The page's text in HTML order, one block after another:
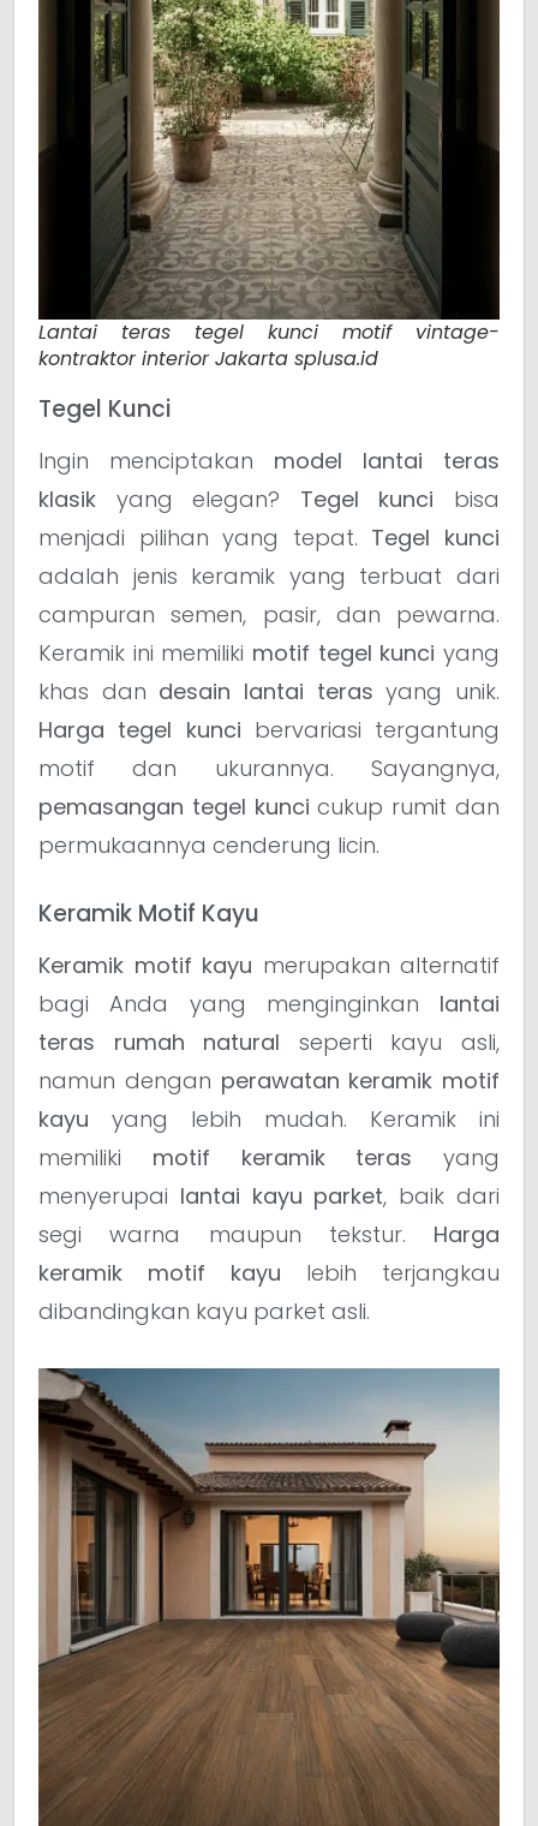
Lantai teras tegel kunci motif vintage-
kontraktor interior Jakarta splusa.id
Tegel Kunci
Ingin menciptakan model lantai teras
klasik yang elegan? Tegel kunci bisa
menjadi pilihan yang tepat. Tegel kunci
adalah jenis keramik yang terbuat dari
campuran semen, pasir, dan pewarna.
Keramik ini memiliki motif tegel kunci yang
khas dan desain lantai teras yang unik.
Harga tegel kunci bervariasi tergantung
motif dan ukurannya. Sayangnya,
pemasangan tegel kunci cukup rumit dan
permukaannya cenderung licin.
Keramik Motif Kayu
Keramik motif kayu merupakan alternatif
bagi Anda yang menginginkan lantai
teras rumah natural seperti kayu asli,
namun dengan perawatan keramik motif
kayu yang lebih mudah. Keramik ini
memiliki motif keramik teras yang
menyerupai lantai kayu parket, baik dari
segi warna maupun tekstur. Harga
keramik motif kayu lebih terjangkau
dibandingkan kayu parket asli.